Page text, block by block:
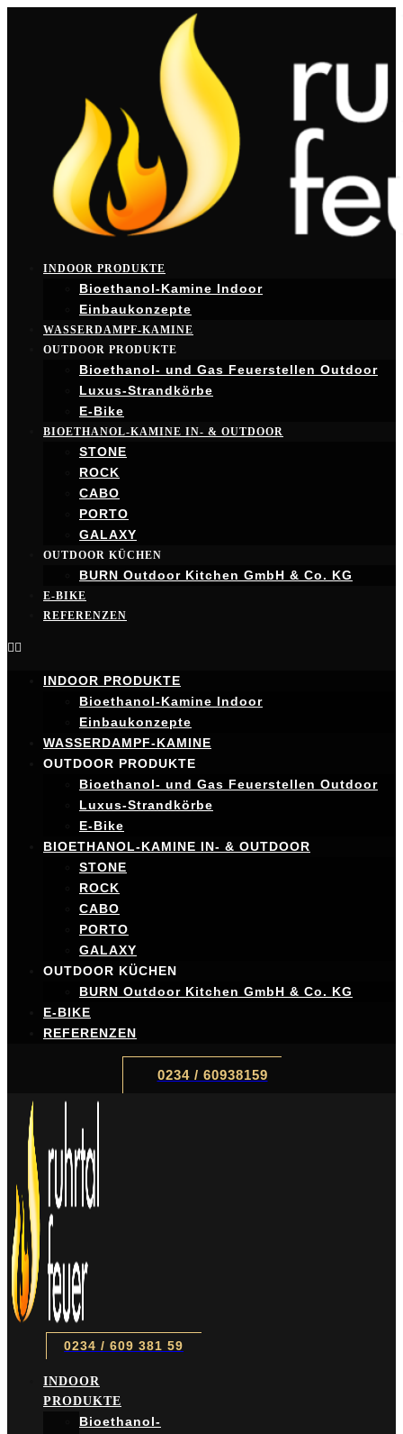
INDOOR PRODUKTE
Bioethanol-Kamine Indoor
Einbaukonzepte
WASSERDAMPF-KAMINE
OUTDOOR PRODUKTE
Bioethanol- und Gas Feuerstellen Outdoor
Luxus-Strandkörbe
E-Bike
BIOETHANOL-KAMINE IN- & OUTDOOR
STONE
ROCK
CABO
PORTO
GALAXY
OUTDOOR KÜCHEN
BURN Outdoor Kitchen GmbH & Co. KG
E-BIKE
REFERENZEN
INDOOR PRODUKTE
Bioethanol-Kamine Indoor
Einbaukonzepte
WASSERDAMPF-KAMINE
OUTDOOR PRODUKTE
Bioethanol- und Gas Feuerstellen Outdoor
Luxus-Strandkörbe
E-Bike
BIOETHANOL-KAMINE IN- & OUTDOOR
STONE
ROCK
CABO
PORTO
GALAXY
OUTDOOR KÜCHEN
BURN Outdoor Kitchen GmbH & Co. KG
E-BIKE
REFERENZEN
0234 / 60938159
0234 / 609 381 59
INDOOR
PRODUKTE
Bioethanol-